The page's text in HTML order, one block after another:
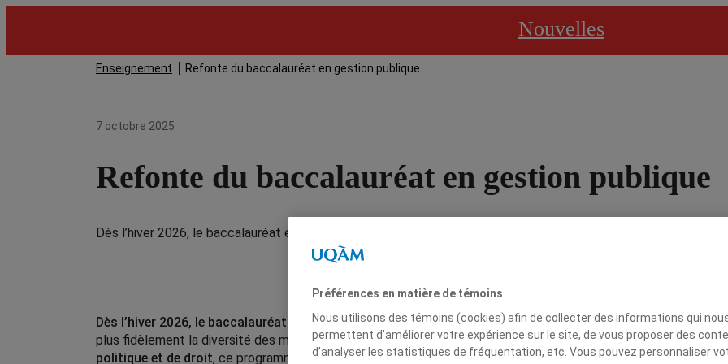
Nouvelles
Enseignement Refonte du baccalauréat en gestion publique
7 octobre 2025
Refonte du baccalauréat en gestion publique
Dès l’hiver 2026, le baccalauréat en gestion publique devient le baccalauréat en gestion des organisations du
Dès l’hiver 2026, le baccalauréat en gestion publique portera désormais le nom de baccalauréat en
plus fidèlement la diversité des milieux d’intervention des diplômé·e·s. Offert conjointement par l’École des
politique et de droit, ce programme unique au Québec continue d’occuper une place distinctive en formation
Préférences en matière de témoins
Nous utilisons des témoins (cookies) afin de collecter des informations qui
permettent d’améliorer votre expérience sur le site, de vous proposer des
d’analyser les statistiques de fréquentation, etc. Vous pouvez personnaliser